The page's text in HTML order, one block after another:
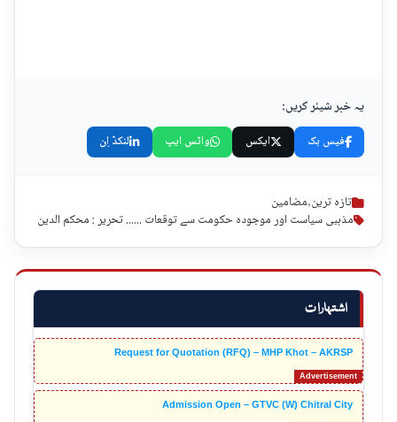
اشتہارات
Request for Quotation (RFQ) – MHP Khot – AKRSP
Admission Open – GTVC (W) Chitral City
یہ خبر شیئر کریں:
فیس بک ایکس واٹس ایپ لنکڈ اِن
تازہ ترین,مضامین
مذہبی سیاست اور موجودہ حکومت سے توقعات ...... تحریر : محکم الدین